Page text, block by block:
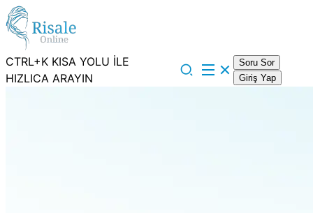
CTRL+K KISA YOLU İLE
HIZLICA ARAYIN
Soru Sor
Giriş Yap